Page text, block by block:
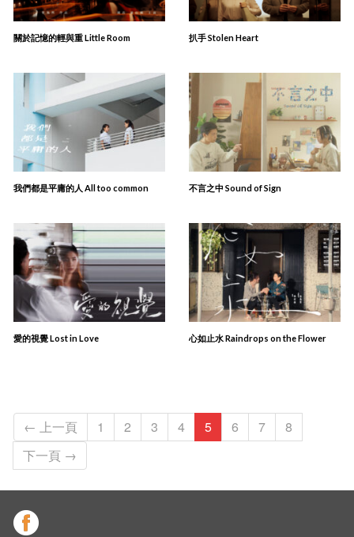
關於記憶的輕與重 Little Room 扒手 Stolen Heart
我們都是平庸的人 All too common 不言之中 Sound of Sign
愛的視覺 Lost in Love 心如止水 Raindrops on the Flower
← 上一頁 1 2 3 4 5 6 7
8
下一頁 →